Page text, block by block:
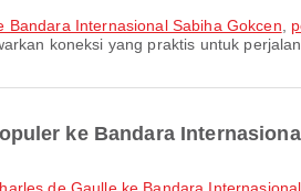
Bandara Internasional Sabiha Gokcen
koneksi yang praktis untuk
ke Bandara